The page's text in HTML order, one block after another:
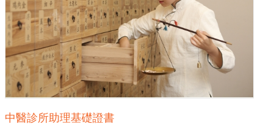
中醫診所助理基礎證書